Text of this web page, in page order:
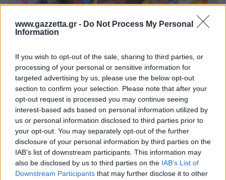
www.gazzetta.gr - Do Not Process My Personal
Information
If you wish to opt-out of the sale, sharing to third parties, or
processing of your personal or sensitive information for
targeted advertising by us, please use the below opt-out
section to confirm your selection. Please note that after your
opt-out request is processed you may continue seeing
interest-based ads based on personal information utilized by
us or personal information disclosed to third parties prior to
your opt-out. You may separately opt-out of the further
disclosure of your personal information by third parties on the
IAB’s list of downstream participants. This information may
also be disclosed by us to third parties on the IAB’s List of
Downstream Participants that may further disclose it to other